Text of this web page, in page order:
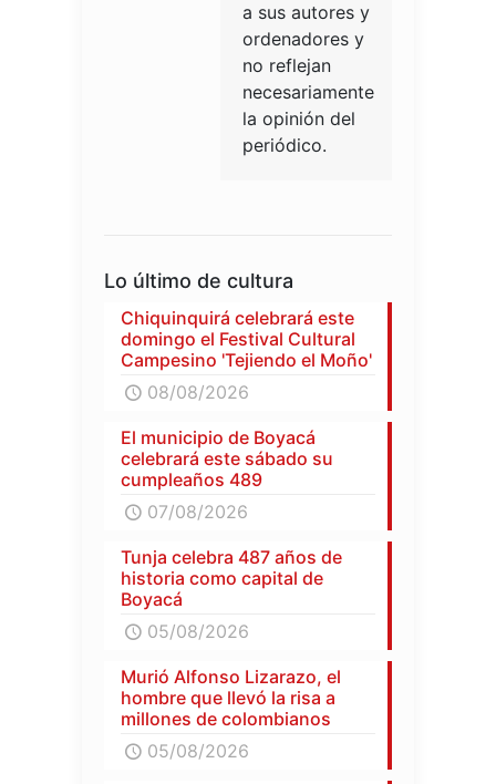
a sus autores y
ordenadores y
no reflejan
necesariamente
la opinión del
periódico.
Lo último de cultura
Chiquinquirá celebrará este
domingo el Festival Cultural
Campesino 'Tejiendo el Moño'
08/08/2026
El municipio de Boyacá
celebrará este sábado su
cumpleaños 489
07/08/2026
Tunja celebra 487 años de
historia como capital de
Boyacá
05/08/2026
Murió Alfonso Lizarazo, el
hombre que llevó la risa a
millones de colombianos
05/08/2026